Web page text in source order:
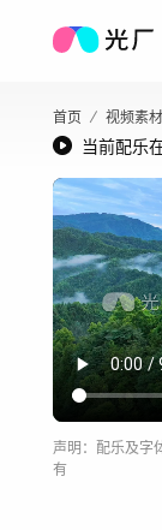
首页 视频素材
当前配乐
声明：配乐及字
有